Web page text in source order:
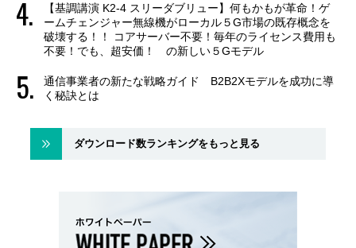
【基調講演 K2-4 スリーダブリュー】何もかもが革命！ゲ
ームチェンジャー無線機がローカル５G市場の既存概念を
破壊する！！ コアサーバー不要！毎年のライセンス費用も
不要！でも、超安価！ の新しい５Gモデル
通信事業者の新たな戦略ガイド B2B2Xモデルを成功に導
く秘訣とは
ダウンロード数ランキングをもっと見る